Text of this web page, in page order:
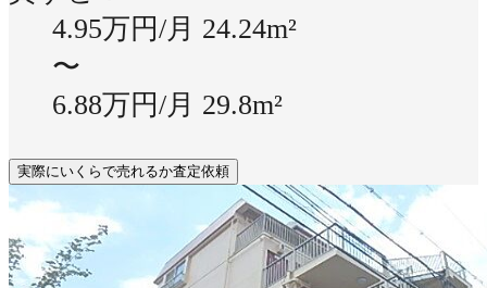
4.95万円/月 24.24m²
〜
6.88万円/月 29.8m²
実際にいくらで売れるか査定依頼